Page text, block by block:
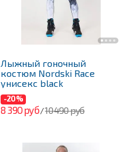
Лыжный гоночный
костюм Nordski Race
унисекс black
-20%
8 390 руб/10 490 руб